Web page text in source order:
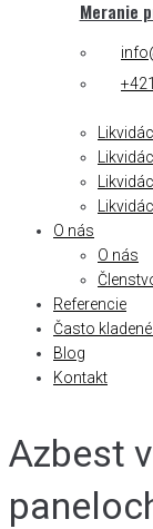
Meranie
O nás
O nás
Referencie
Často
Blog
Kontakt
Azbest